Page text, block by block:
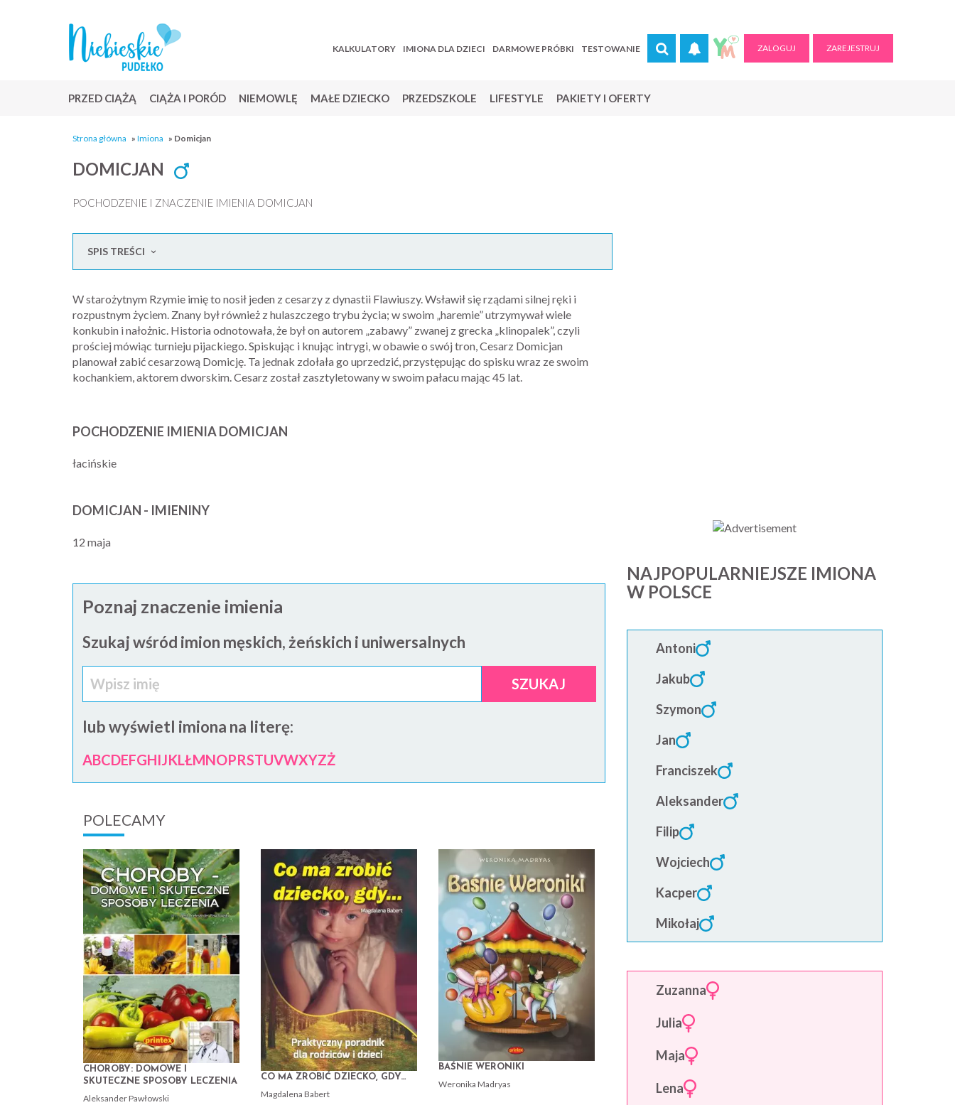
KALKULATORY IMIONA DLA DZIECI DARMOWE PRÓBKI TESTOWANIE ZALOGUJ ZAREJESTRUJ
PRZED CIĄŻĄ CIĄŻA I PORÓD NIEMOWLĘ MAŁE DZIECKO PRZEDSZKOLE LIFESTYLE PAKIETY I OFERTY
Strona główna » Imiona » Domicjan
DOMICJAN
POCHODZENIE I ZNACZENIE IMIENIA DOMICJAN
SPIS TREŚCI
W starożytnym Rzymie imię to nosił jeden z cesarzy z dynastii Flawiuszy. Wsławił się rządami silnej ręki i
rozpustnym życiem. Znany był również z hulaszczego trybu życia; w swoim „haremie” utrzymywał wiele
konkubin i nałożnic. Historia odnotowała, że był on autorem „zabawy” zwanej z grecka „klinopalek”, czyli
prościej mówiąc turnieju pijackiego. Spiskując i knując intrygi, w obawie o swój tron, Cesarz Domicjan
planował zabić cesarzową Domicję. Ta jednak zdołała go uprzedzić, przystępując do spisku wraz ze swoim
kochankiem, aktorem dworskim. Cesarz został zasztyletowany w swoim pałacu mając 45 lat.
POCHODZENIE IMIENIA DOMICJAN
łacińskie
DOMICJAN - IMIENINY
12 maja
Poznaj znaczenie imienia
Szukaj wśród imion męskich, żeńskich i uniwersalnych
SZUKAJ
lub wyświetl imiona na literę:
ABCDEFGHIJKLŁMNOPRSTUVWXYZŻ
POLECAMY
CHOROBY: DOMOWE I
SKUTECZNE SPOSOBY LECZENIA
Aleksander Pawłowski
CO MA ZROBIĆ DZIECKO, GDY…
Magdalena Babert
BAŚNIE WERONIKI
Weronika Madryas
NAJPOPULARNIEJSZE IMIONA
W POLSCE
Antoni
Jakub
Szymon
Jan
Franciszek
Aleksander
Filip
Wojciech
Kacper
Mikołaj
Zuzanna
Julia
Maja
Lena